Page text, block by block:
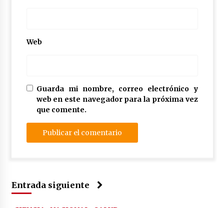
Web
Guarda mi nombre, correo electrónico y
web en este navegador para la próxima vez
que comente.
Entrada siguiente